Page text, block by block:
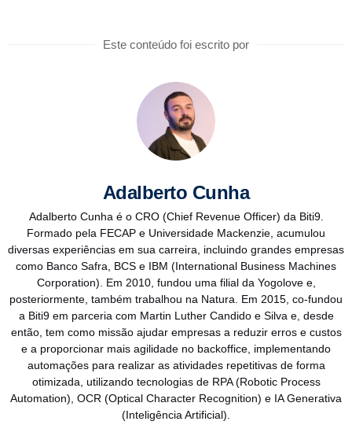
Este conteúdo foi escrito por
Adalberto Cunha
Adalberto Cunha é o CRO (Chief Revenue Officer) da Biti9.
Formado pela FECAP e Universidade Mackenzie, acumulou
diversas experiências em sua carreira, incluindo grandes empresas
como Banco Safra, BCS e IBM (International Business Machines
Corporation). Em 2010, fundou uma filial da Yogolove e,
posteriormente, também trabalhou na Natura. Em 2015, co-fundou
a Biti9 em parceria com Martin Luther Candido e Silva e, desde
então, tem como missão ajudar empresas a reduzir erros e custos
e a proporcionar mais agilidade no backoffice, implementando
automações para realizar as atividades repetitivas de forma
otimizada, utilizando tecnologias de RPA (Robotic Process
Automation), OCR (Optical Character Recognition) e IA Generativa
(Inteligência Artificial).